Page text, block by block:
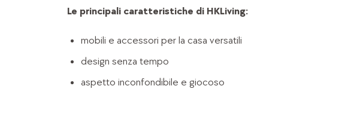
Le principali caratteristiche di HKLiving:
mobili e accessori per la casa versatili
design senza tempo
aspetto inconfondibile e giocoso